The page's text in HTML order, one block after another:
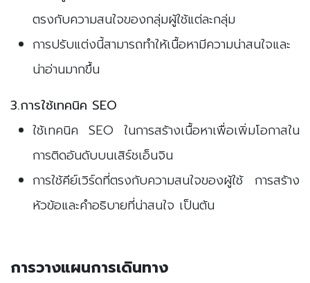
ตรงกับความสนใจของกลุ่มผู้ใช้แต่ละกลุ่ม
การปรับแต่งนี้สามารถทำให้เนื้อหามีความน่าสนใจและ
น่าอ่านมากขึ้น
3.การใช้เทคนิค SEO
ใช้เทคนิค SEO ในการสร้างเนื้อหาเพื่อเพิ่มโอกาสใน
การติดอันดับบนเสิร์ชเอ็นจิน
การใช้คีย์เวิร์ดที่ตรงกับความสนใจของผู้ใช้ การสร้าง
หัวข้อและคำอธิบายที่น่าสนใจ เป็นต้น
การวางแผนการเดินทาง